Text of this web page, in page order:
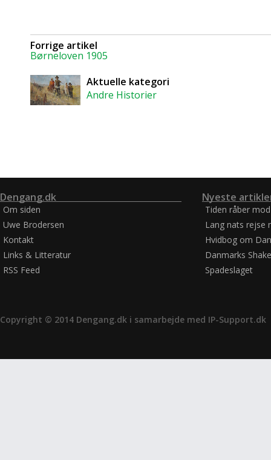
Forrige artikel
Børneloven 1905
Aktuelle kategori
Andre Historier
Dengang.dk
Om siden
Uwe Brodersen
Kontakt
Links & Litteratur
RSS Feed
Nyeste
Tiden råber
Lang nats rejse
Hvidbog om
Danmarks
Spadeslaget
Copyright © 2014 Dengang.dk i samarbejde med IP-Support.dk